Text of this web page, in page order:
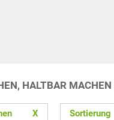
HALTBAR MACHEN
X Sortierung